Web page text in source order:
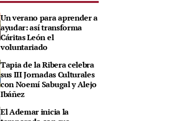
Un verano para aprender a
ayudar: así transforma
Cáritas León el
voluntariado
Tapia de la Ribera celebra
sus III Jornadas Culturales
con Noemí Sabugal y Alejo
Ibáñez
El Ademar inicia la